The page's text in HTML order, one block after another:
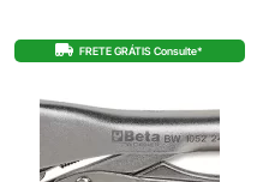
FRETE GRÁTIS Consulte*